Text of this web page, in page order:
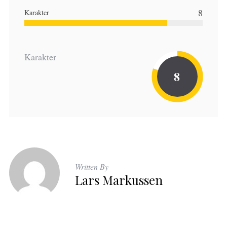
Karakter 8
Karakter
8
Written By
Lars Markussen